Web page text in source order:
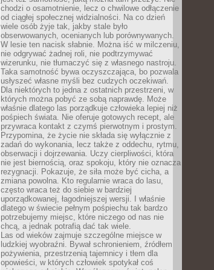
chodzi o osamotnienie, lecz o chwilowe odłączenie
od ciągłej społecznej widzialności. Na co dzień
wiele osób żyje tak, jakby stale było
obserwowanych, ocenianych lub porównywanych.
W lesie ten nacisk słabnie. Można iść w milczeniu,
nie odgrywać żadnej roli, nie podtrzymywać
wizerunku, nie tłumaczyć się z własnego nastroju.
Taka samotność bywa oczyszczająca, bo pozwala
usłyszeć własne myśli bez cudzych oczekiwań.
Dla niektórych to jedna z ostatnich przestrzeni, w
których można pobyć ze sobą naprawdę. Może
właśnie dlatego las porządkuje człowieka lepiej niż
pośpiech świata. Nie oferuje gotowych recept, ale
przywraca kontakt z czymś pierwotnym i prostym.
Przypomina, że życie nie składa się wyłącznie z
zadań do wykonania, lecz także z oddechu, rytmu,
obserwacji i dojrzewania. Uczy cierpliwości, która
nie jest biernością, oraz spokoju, który nie oznacza
rezygnacji. Pokazuje, że siła może być cicha, a
zmiana powolna. Kto regularnie wraca do lasu,
często wraca też do siebie w bardziej
uporządkowanej, łagodniejszej wersji. I właśnie
dlatego w świecie pełnym pośpiechu tak bardzo
potrzebujemy miejsc, które niczego od nas nie
chcą, a jednak potrafią dać tak wiele.
Las od wieków zajmuje szczególne miejsce w
ludzkiej wyobraźni. Bywał schronieniem, źródłem
pożywienia, przestrzenią tajemnicy i tłem dla
opowieści, w których człowiek spotykał coś